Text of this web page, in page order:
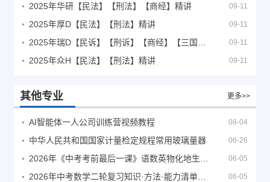
2025年华研【民法】【刑法】【商经】精讲 09-11
2025年厚D【民法】【刑法】精讲 09-11
09-11
2025年众H【民法】【刑法】精讲 09-11
其他专业 更多>>
AI智能体一人公司训练营视频教程 08-04
中华人民共和国国家计量检定规程常用玻璃量器 06-26
06-05
06-05